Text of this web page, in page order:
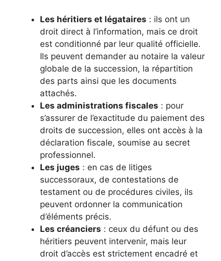
Les héritiers et légataires : ils ont un
droit direct à l’information, mais ce droit
est conditionné par leur qualité officielle.
Ils peuvent demander au notaire la valeur
globale de la succession, la répartition
des parts ainsi que les documents
attachés.
Les administrations fiscales : pour
s’assurer de l’exactitude du paiement des
droits de succession, elles ont accès à la
déclaration fiscale, soumise au secret
professionnel.
Les juges : en cas de litiges
successoraux, de contestations de
testament ou de procédures civiles, ils
peuvent ordonner la communication
d’éléments précis.
Les créanciers : ceux du défunt ou des
héritiers peuvent intervenir, mais leur
droit d’accès est strictement encadré et